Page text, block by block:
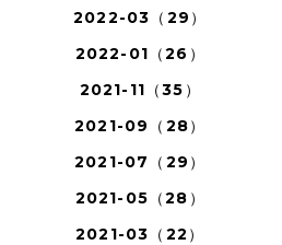
2022-03（29）
2022-01（26）
2021-11（35）
2021-09（28）
2021-07（29）
2021-05（28）
2021-03（22）